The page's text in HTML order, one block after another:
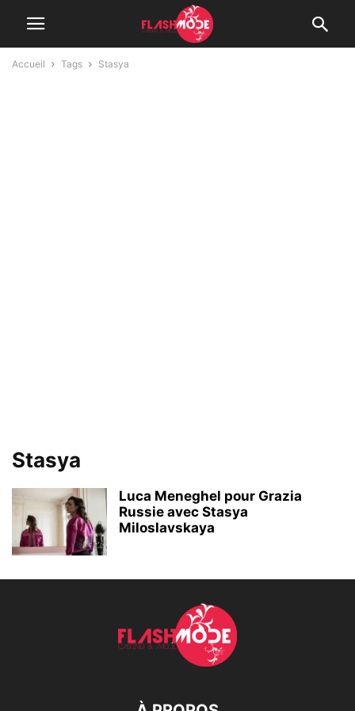
Accueil Tags Stasya
Stasya
Luca Meneghel pour Grazia
Russie avec Stasya
Miloslavskaya